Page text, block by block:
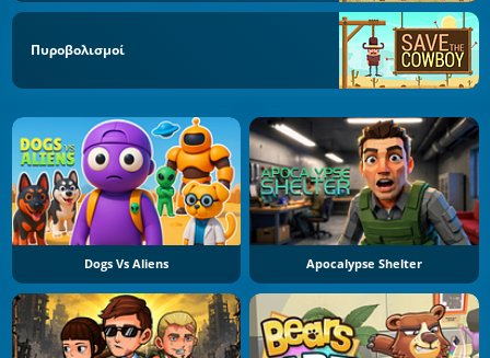
Πυροβολισμοί
Dogs Vs Aliens Apocalypse Shelter